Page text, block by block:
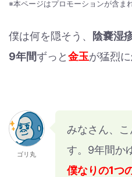
※本ページはプロモーションが含ま
僕は何を隠そう、 陰嚢湿
9年間ずっと金玉が猛烈に
ゴリ丸
みなさん、
す。9年間か
僕なりの1つ